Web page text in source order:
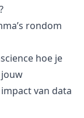
rondom
hoe je
van data